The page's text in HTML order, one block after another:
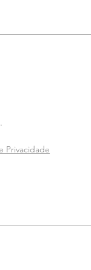
.
Privacidade